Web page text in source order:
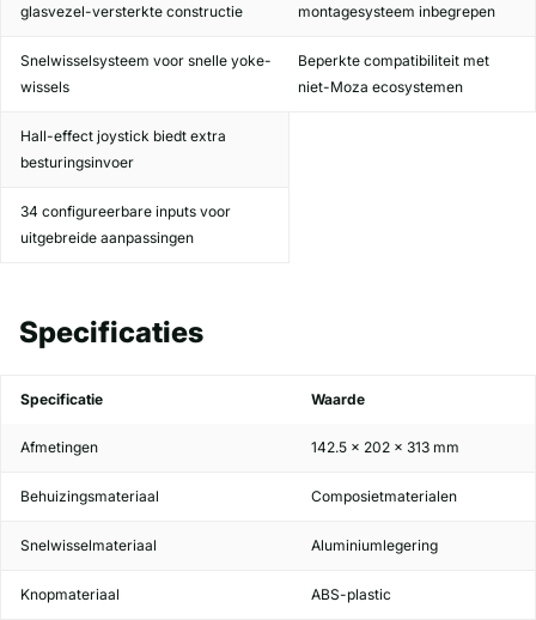
glasvezel-versterkte constructie
montagesysteem inbegrepen
Snelwisselsysteem voor snelle yoke-
wissels
Beperkte compatibiliteit met
niet-Moza ecosystemen
Hall-effect joystick biedt extra
besturingsinvoer
34 configureerbare inputs voor
uitgebreide aanpassingen
Specificaties
Specificatie Waarde
Afmetingen 142.5 × 202 × 313 mm
Behuizingsmateriaal Composietmaterialen
Snelwisselmateriaal Aluminiumlegering
Knopmateriaal ABS-plastic